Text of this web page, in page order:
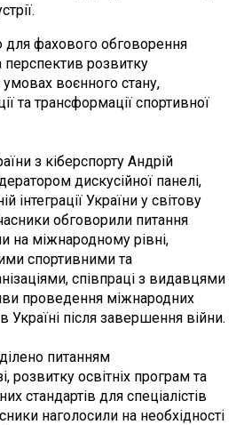
для фахового обговорення
перспектив розвитку
умовах воєнного стану,
та трансформації спортивної
з кіберспорту Андрій
дискусійної панелі,
інтеграції України у світову
обговорили питання
на міжнародному рівні,
спортивними та
співпраці з видавцями
проведення міжнародних
Україні після завершення війни.
питанням
розвитку освітніх програм та
стандартів для спеціалістів
наголосили на необхідності